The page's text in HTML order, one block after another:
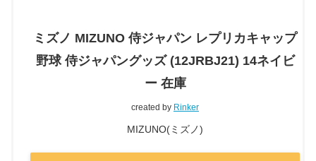
ミズノ MIZUNO 侍ジャパン レプリカキャップ
野球 侍ジャパングッズ (12JRBJ21) 14ネイビ
ー 在庫
created by Rinker
MIZUNO(ミズノ)